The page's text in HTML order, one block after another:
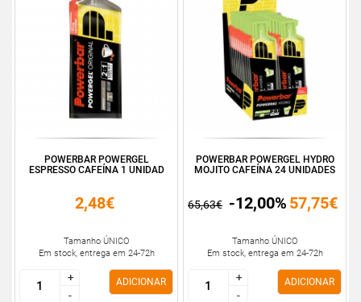
POWERBAR POWERGEL
ESPRESSO CAFEÍNA 1 UNIDAD
2,48€
Tamanho ÚNICO
Em stock, entrega em 24-72h
+
-
+
-
ADICIONAR
POWERBAR POWERGEL HYDRO
MOJITO CAFEÍNA 24 UNIDADES
65,63€ -12,00% 57,75€
Tamanho ÚNICO
Em stock, entrega em 24-72h
+
-
+
-
ADICIONAR